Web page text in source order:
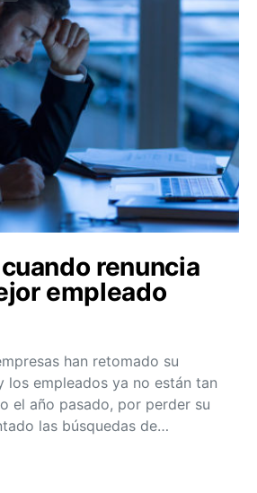
renuncia
empleado
han retomado su
los empleados ya no están tan
el año pasado, por perder su
las búsquedas de…